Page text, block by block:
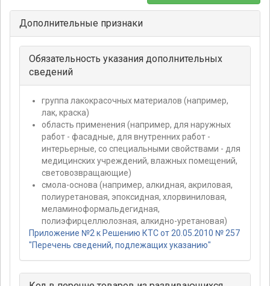
Дополнительные признаки
Обязательность указания дополнительных
сведений
группа лакокрасочных материалов (например,
лак, краска)
область применения (например, для наружных
работ - фасадные, для внутренних работ -
интерьерные, со специальными свойствами - для
медицинских учреждений, влажных помещений,
световозвращающие)
смола-основа (например, алкидная, акриловая,
полиуретановая, эпоксидная, хлорвиниловая,
меламиноформальдегидная,
полиэфирцеллюлозная, алкидно-уретановая)
Приложение №2 к Решению КТС от 20.05.2010 № 257
"Перечень сведений, подлежащих указанию"